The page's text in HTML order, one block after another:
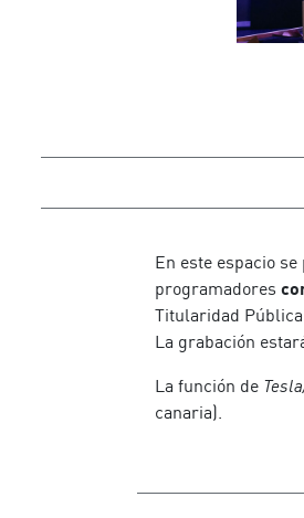
Intérpretes:
En este espacio
programadores
Titularidad
La grabación
La función de
canaria).